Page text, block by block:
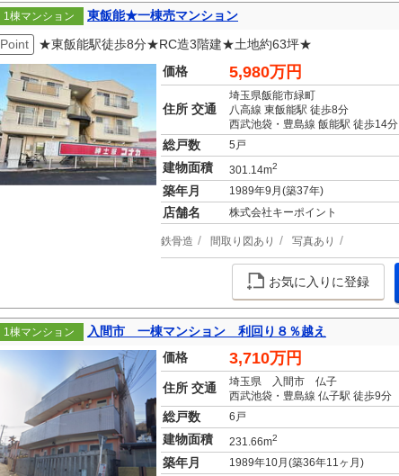
1棟マンション
東飯能★一棟売マンション
Point
★東飯能駅徒歩8分★RC造3階建★土地約63坪★
価格
5,980万円
住所 交通
埼玉県飯能市緑町
八高線 東飯能駅 徒歩8分
西武池袋・豊島線 飯能駅 徒歩14分
総戸数 5戸
建物面積 301.14m2
築年月 1989年9月(築37年)
店舗名 株式会社キーポイント
鉄骨造 間取り図あり 写真あり
お気に入りに登録
1棟マンション
入間市 一棟マンション 利回り８％越え
価格
3,710万円
住所 交通
埼玉県 入間市 仏子
西武池袋・豊島線 仏子駅 徒歩9分
総戸数 6戸
建物面積 231.66m2
築年月 1989年10月(築36年11ヶ月)